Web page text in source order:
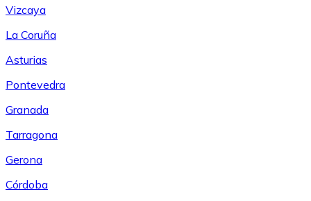
Vizcaya
La Coruña
Asturias
Pontevedra
Granada
Tarragona
Gerona
Córdoba